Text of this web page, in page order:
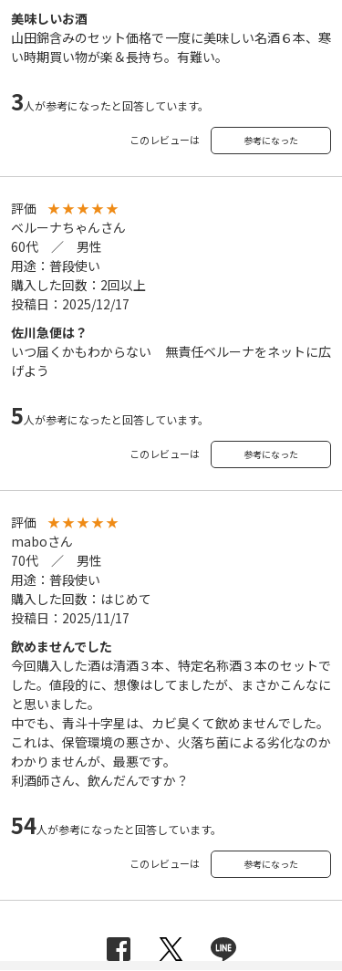
美味しいお酒
山田錦含みのセット価格で一度に美味しい名酒６本、寒
い時期買い物が楽＆長持ち。有難い。
3人が参考になったと回答しています。
このレビューは 参考になった
評価 ★★★★★
ベルーナちゃんさん
60代 ／ 男性
用途：普段使い
購入した回数：2回以上
投稿日：2025/12/17
佐川急便は？
いつ届くかもわからない 無責任ベルーナをネットに広
げよう
5人が参考になったと回答しています。
このレビューは 参考になった
評価 ★★★★★
maboさん
70代 ／ 男性
用途：普段使い
購入した回数：はじめて
投稿日：2025/11/17
飲めませんでした
今回購入した酒は清酒３本、特定名称酒３本のセットで
した。値段的に、想像はしてましたが、まさかこんなに
と思いました。
中でも、青斗十字星は、カビ臭くて飲めませんでした。
これは、保管環境の悪さか、火落ち菌による劣化なのか
わかりませんが、最悪です。
利酒師さん、飲んだんですか？
54人が参考になったと回答しています。
このレビューは 参考になった